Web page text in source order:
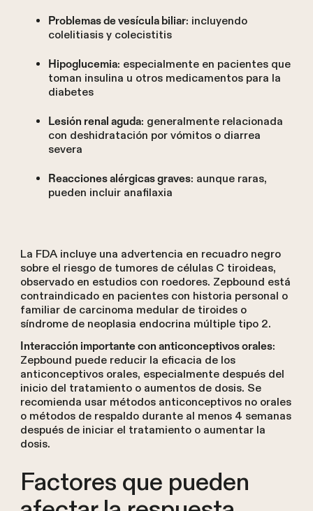
Problemas de vesícula biliar: incluyendo
colelitiasis y colecistitis
Hipoglucemia: especialmente en pacientes que
toman insulina u otros medicamentos para la
diabetes
Lesión renal aguda: generalmente relacionada
con deshidratación por vómitos o diarrea
severa
Reacciones alérgicas graves: aunque raras,
pueden incluir anafilaxia
La FDA incluye una advertencia en recuadro negro
sobre el riesgo de tumores de células C tiroideas,
observado en estudios con roedores. Zepbound está
contraindicado en pacientes con historia personal o
familiar de carcinoma medular de tiroides o
síndrome de neoplasia endocrina múltiple tipo 2.
Interacción importante con anticonceptivos orales:
Zepbound puede reducir la eficacia de los
anticonceptivos orales, especialmente después del
inicio del tratamiento o aumentos de dosis. Se
recomienda usar métodos anticonceptivos no orales
o métodos de respaldo durante al menos 4 semanas
después de iniciar el tratamiento o aumentar la
dosis.
Factores que pueden